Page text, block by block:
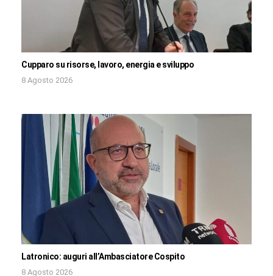
Cupparo su risorse, lavoro, energia e sviluppo
8 Agosto 2026
Latronico: auguri all’Ambasciatore Cospito
8 Agosto 2026